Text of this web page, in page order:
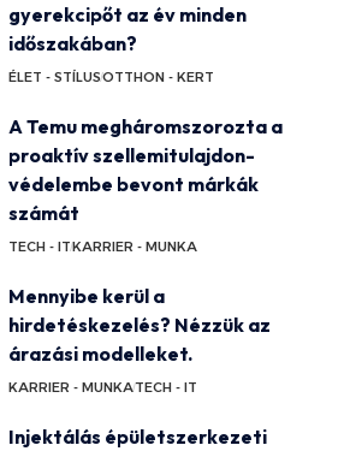
gyerekcipőt az év minden
időszakában?
ÉLET - STÍLUSOTTHON - KERT
A Temu megháromszorozta a
proaktív szellemitulajdon-
védelembe bevont márkák
számát
TECH - ITKARRIER - MUNKA
Mennyibe kerül a
hirdetéskezelés? Nézzük az
árazási modelleket.
KARRIER - MUNKATECH - IT
Injektálás épületszerkezeti